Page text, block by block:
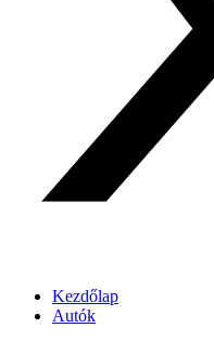
Kezdőlap
Autók